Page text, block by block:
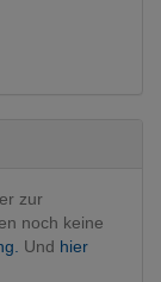
zur
noch keine
Und hier